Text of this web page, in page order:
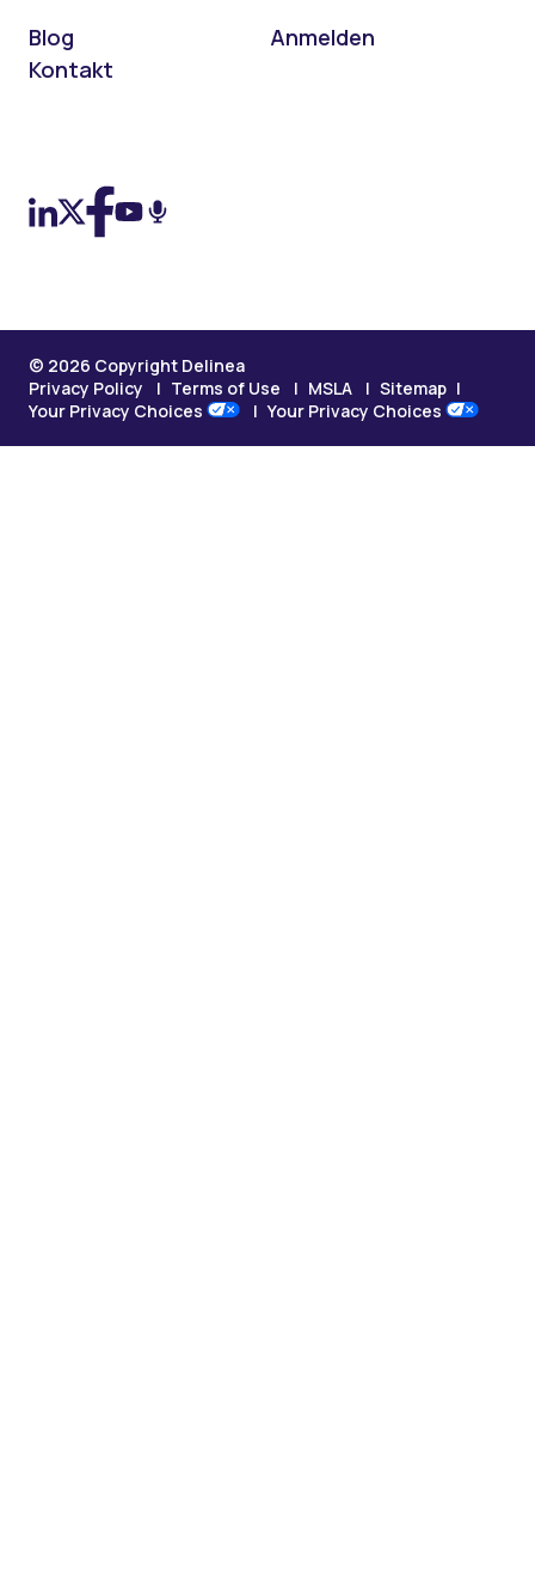
Blog
Anmelden
Kontakt
© 2026 Copyright Delinea
Privacy Policy
Terms of Use MSLA
Sitemap
Your Privacy Choices
Your Privacy Choices